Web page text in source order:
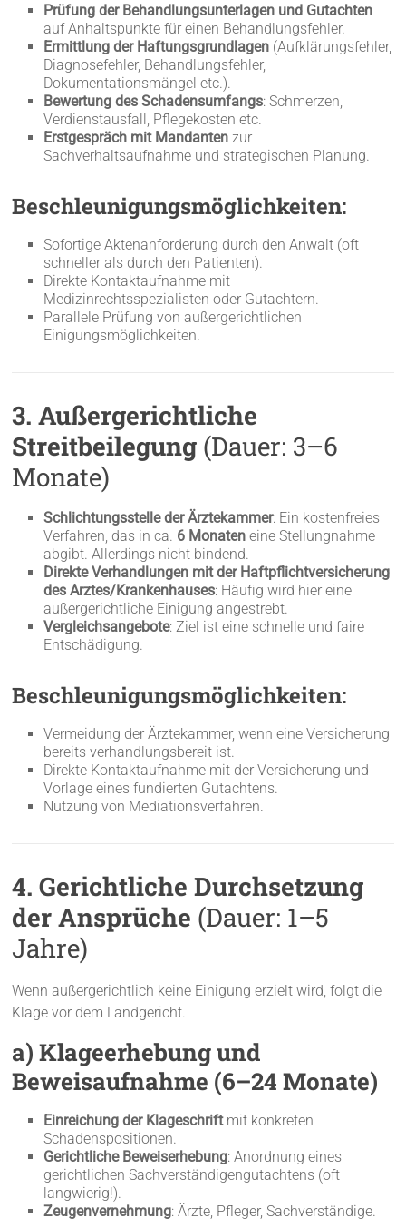
Prüfung der Behandlungsunterlagen und Gutachten
auf Anhaltspunkte für einen Behandlungsfehler.
Ermittlung der Haftungsgrundlagen (Aufklärungsfehler,
Diagnosefehler, Behandlungsfehler,
Dokumentationsmängel etc.).
Bewertung des Schadensumfangs: Schmerzen,
Verdienstausfall, Pflegekosten etc.
Erstgespräch mit Mandanten zur
Sachverhaltsaufnahme und strategischen Planung.
Beschleunigungsmöglichkeiten:
Sofortige Aktenanforderung durch den Anwalt (oft
schneller als durch den Patienten).
Direkte Kontaktaufnahme mit
Medizinrechtsspezialisten oder Gutachtern.
Parallele Prüfung von außergerichtlichen
Einigungsmöglichkeiten.
3. Außergerichtliche
Streitbeilegung (Dauer: 3–6
Monate)
Schlichtungsstelle der Ärztekammer: Ein kostenfreies
Verfahren, das in ca. 6 Monaten eine Stellungnahme
abgibt. Allerdings nicht bindend.
Direkte Verhandlungen mit der Haftpflichtversicherung
des Arztes/Krankenhauses: Häufig wird hier eine
außergerichtliche Einigung angestrebt.
Vergleichsangebote: Ziel ist eine schnelle und faire
Entschädigung.
Beschleunigungsmöglichkeiten:
Vermeidung der Ärztekammer, wenn eine Versicherung
bereits verhandlungsbereit ist.
Direkte Kontaktaufnahme mit der Versicherung und
Vorlage eines fundierten Gutachtens.
Nutzung von Mediationsverfahren.
4. Gerichtliche Durchsetzung
der Ansprüche (Dauer: 1–5
Jahre)
Wenn außergerichtlich keine Einigung erzielt wird, folgt die
Klage vor dem Landgericht.
a) Klageerhebung und
Beweisaufnahme (6–24 Monate)
Einreichung der Klageschriftmit konkreten
Schadenspositionen.
Gerichtliche Beweiserhebung: Anordnung eines
gerichtlichen Sachverständigengutachtens (oft
langwierig!).
Zeugenvernehmung: Ärzte, Pfleger, Sachverständige.